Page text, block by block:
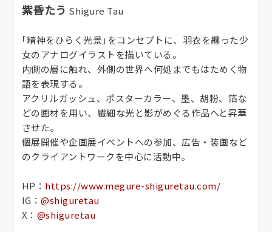
紫昏たう Shigure Tau
｢精神をひらく光景｣をコンセプトに、羽衣を纏った少
女のアナログイラストを描いている。
内側の層に触れ、外側の世界へ何処までもはためく物
語を表現する。
アクリルガッシュ、ポスターカラー、墨、胡粉、箔な
どの画材を用い、繊細な光と影がめぐる作品へと昇華
させた。
個展開催や企画展イベントへの参加、広告・装画など
のクライアントワークを中心に活動中。
HP： https://www.megure-shiguretau.com/
IG： @shiguretau
X： @shiguretau